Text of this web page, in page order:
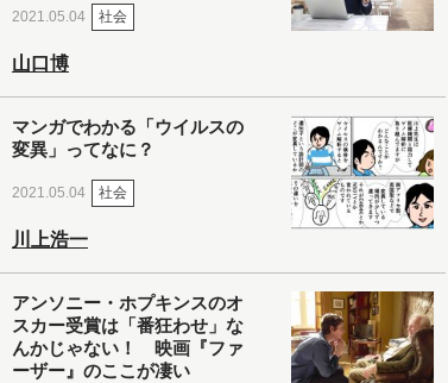
2021.05.04 社会
山口博
マンガでわかる「ウイルスの
変異」ってなに？
2021.05.04 社会
川上浩一
アンソニー・ホプキンスのオ
スカー受賞は「番狂わせ」な
んかじゃない！ 映画『ファ
ーザー』のここが凄い